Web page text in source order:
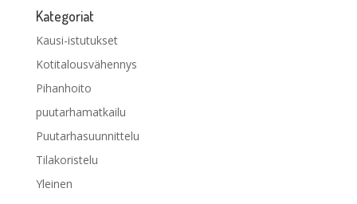
Kategoriat
Kausi-istutukset
Kotitalousvähennys
Pihanhoito
puutarhamatkailu
Puutarhasuunnittelu
Tilakoristelu
Yleinen